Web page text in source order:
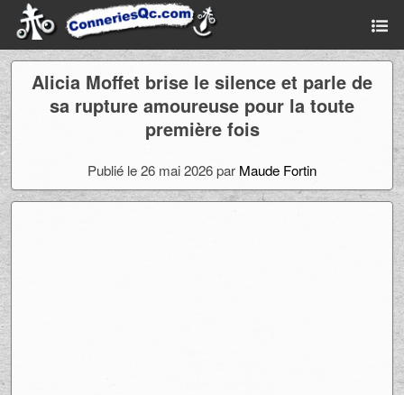
Alicia Moffet brise le silence et parle de
sa rupture amoureuse pour la toute
première fois
Publié le 26 mai 2026 par Maude Fortin